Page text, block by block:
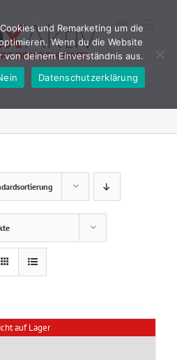
auf Lager
und Remarketing um die
Wenn du die Website
deinem Einverständnis aus.
Datenschutzerklärung